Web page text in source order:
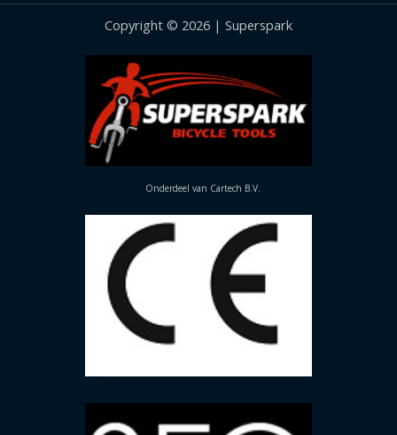
Copyright © 2026 | Superspark
Onderdeel van Cartech B.V.